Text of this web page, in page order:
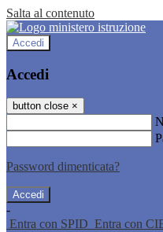
Salta al contenuto
Accedi
Accedi
button close ×
Password dimenticata?
-
Entra con SPID Entra con